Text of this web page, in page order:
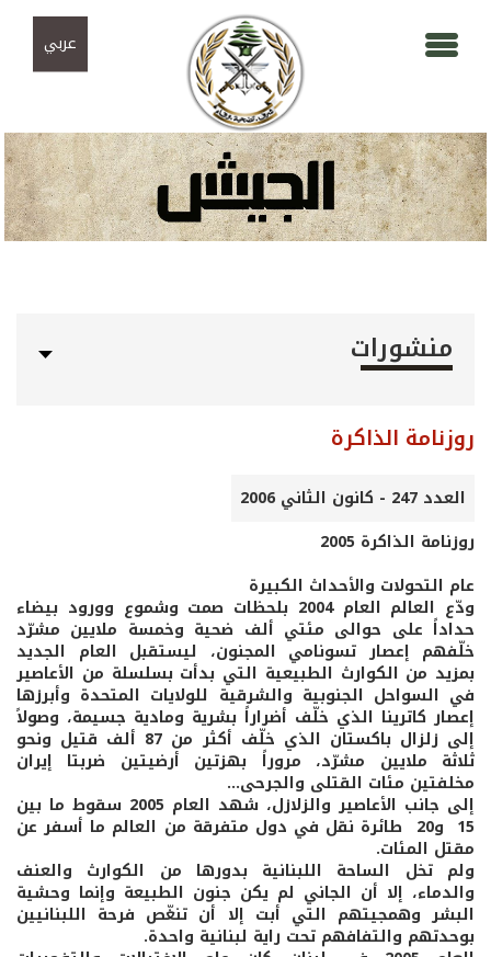
عربي
منشورات
روزنامة الذاكرة
العدد 247 - كانون الثاني 2006
روزنامة الذاكرة 2005
عام التحولات والأحداث الكبيرة
ودّع العالم العام 2004 بلحظات صمت وشموع وورود بيضاء
حداداً على حوالى مئتي ألف ضحية وخمسة ملايين مشرّد
خلّفهم إعصار تسونامي المجنون، ليستقبل العام الجديد
بمزيد من الكوارث الطبيعية التي بدأت بسلسلة من الأعاصير
في السواحل الجنوبية والشرقية للولايات المتحدة وأبرزها
إعصار كاترينا الذي خلّف أضراراً بشرية ومادية جسيمة، وصولاً
إلى زلزال باكستان الذي خلّف أكثر من 87 ألف قتيل ونحو
ثلاثة ملايين مشرّد، مروراً بهزتين أرضيتين ضربتا إيران
مخلفتين مئات القتلى والجرحى...
إلى جانب الأعاصير والزلازل، شهد العام 2005 سقوط ما بين
15 و20 طائرة نقل في دول متفرقة من العالم ما أسفر عن
مقتل المئات.
ولم تخل الساحة اللبنانية بدورها من الكوارث والعنف
والدماء، إلا أن الجاني لم يكن جنون الطبيعة وإنما وحشية
البشر وهمجيتهم التي أبت إلا أن تنغّص فرحة اللبنانيين
بوحدتهم والتفافهم تحت راية لبنانية واحدة.